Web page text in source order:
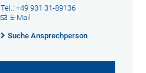
Tel.: +49 931 31-89136
E-Mail
Suche Ansprechperson